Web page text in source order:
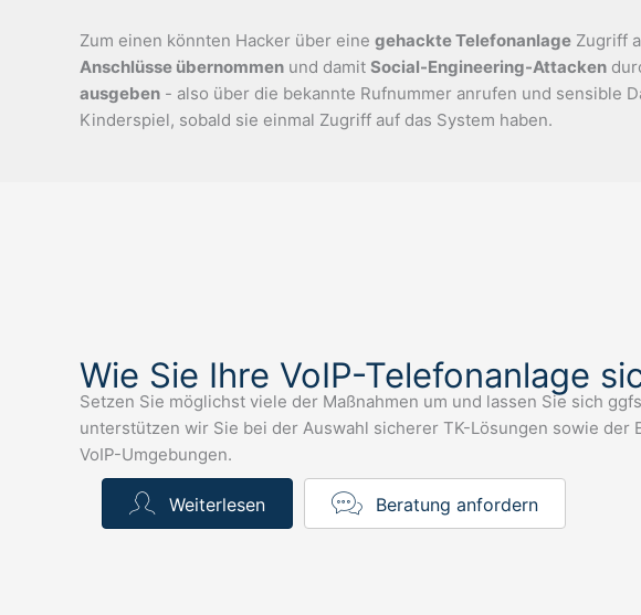
Zum einen könnten Hacker über eine gehackte Telefonanlage Zugriff
Anschlüsse übernommen und damit Social-Engineering-Attacken
ausgeben - also über die bekannte Rufnummer anrufen und sensible
Kinderspiel, sobald sie einmal Zugriff auf das System haben.
Wie Sie Ihre VoIP-Telefonanlage
Setzen Sie möglichst viele der Maßnahmen um und lassen Sie sich
unterstützen wir Sie bei der Auswahl sicherer TK-Lösungen sowie der
VoIP-Umgebungen.
Weiterlesen Beratung anfordern